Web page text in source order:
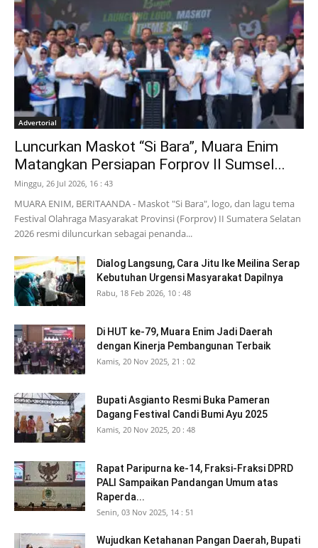
Advertorial
Luncurkan Maskot “Si Bara”, Muara Enim
Matangkan Persiapan Forprov II Sumsel...
Minggu, 26 Jul 2026, 16 : 43
MUARA ENIM, BERITAANDA - Maskot "Si Bara", logo, dan lagu tema
Festival Olahraga Masyarakat Provinsi (Forprov) II Sumatera Selatan
2026 resmi diluncurkan sebagai penanda...
Dialog Langsung, Cara Jitu Ike Meilina Serap
Kebutuhan Urgensi Masyarakat Dapilnya
Rabu, 18 Feb 2026, 10 : 48
Di HUT ke-79, Muara Enim Jadi Daerah
dengan Kinerja Pembangunan Terbaik
Kamis, 20 Nov 2025, 21 : 02
Bupati Asgianto Resmi Buka Pameran
Dagang Festival Candi Bumi Ayu 2025
Kamis, 20 Nov 2025, 20 : 48
Rapat Paripurna ke-14, Fraksi-Fraksi DPRD
PALI Sampaikan Pandangan Umum atas
Raperda...
Senin, 03 Nov 2025, 14 : 51
Wujudkan Ketahanan Pangan Daerah, Bupati